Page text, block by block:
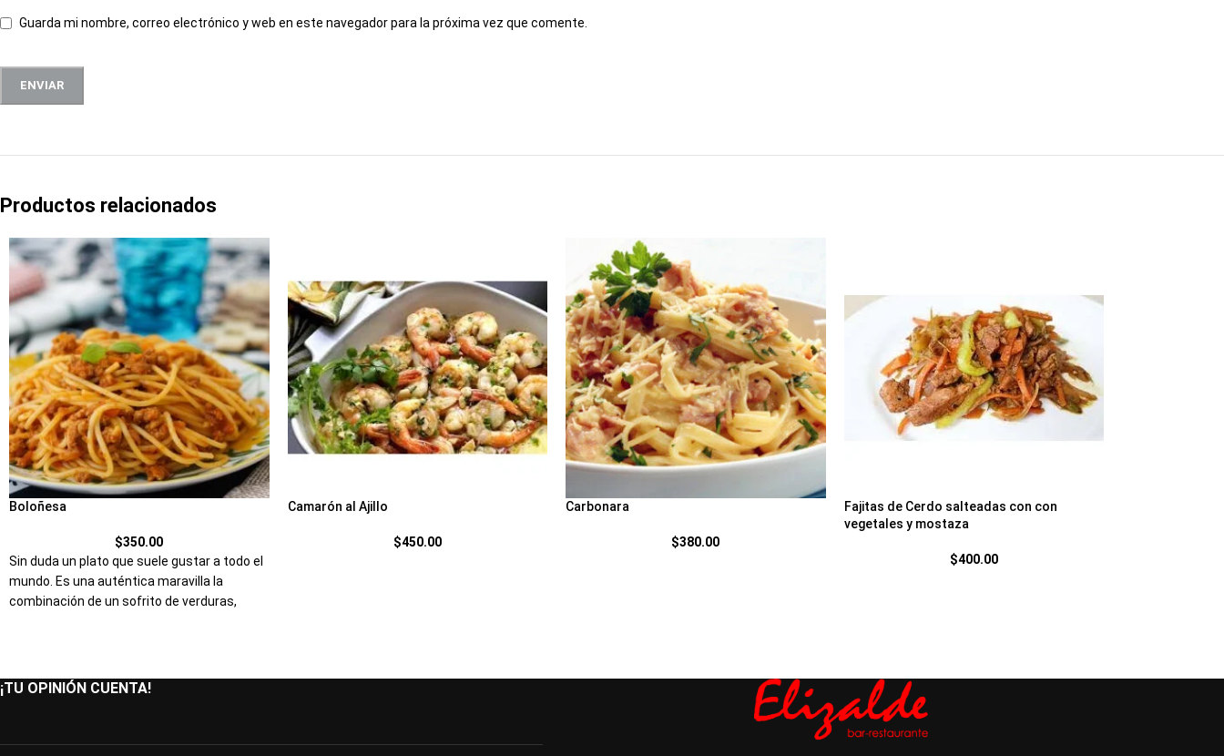
Guarda mi nombre, correo electrónico y web en este navegador para la próxima vez que comente.
Productos relacionados
Boloñesa
$350.00
Sin duda un plato que suele gustar a todo el
mundo. Es una auténtica maravilla la
combinación de un sofrito de verduras,
lo deliciosa que es.
Camarón al Ajillo
$450.00
Carbonara
$380.00
Fajitas de Cerdo salteadas con con
vegetales y mostaza
$400.00
¡TU OPINIÓN CUENTA!